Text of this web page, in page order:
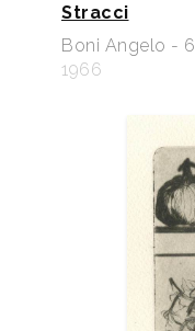
Stracci
Boni Angelo - 6
1966